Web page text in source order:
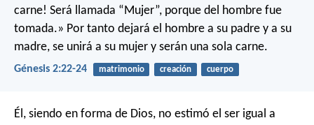
carne! Será llamada “Mujer”, porque del hombre fue
tomada.» Por tanto dejará el hombre a su padre y a su
madre, se unirá a su mujer y serán una sola carne.
Génesis 2:22-24 matrimonio creación cuerpo
Él, siendo en forma de Dios, no estimó el ser igual a